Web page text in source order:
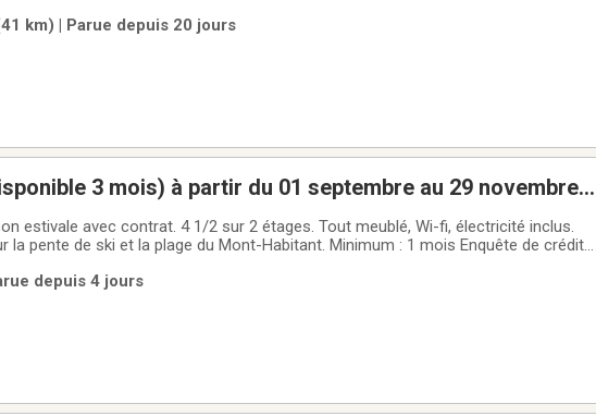
coucher, une avec un
km) | Parue depuis 20 jours
3 mois) à partir du 01 septembre au 29 novembre
avec contrat. 4 1/2 sur 2 étages. Tout meublé, Wi-fi, électricité inclus.
et la plage du Mont-Habitant. Minimum : 1 mois Enquête de crédit
depuis 4 jours